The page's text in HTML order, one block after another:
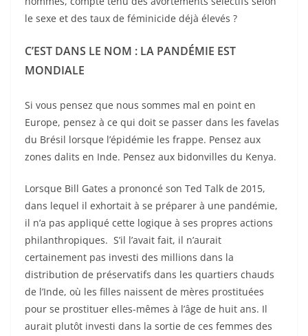
le sexe et des taux de féminicide déjà élevés ?
C’EST DANS LE NOM : LA PANDÉMIE EST
MONDIALE
Si vous pensez que nous sommes mal en point en
Europe, pensez à ce qui doit se passer dans les favelas
du Brésil lorsque l’épidémie les frappe. Pensez aux
zones dalits en Inde. Pensez aux bidonvilles du Kenya.
Lorsque Bill Gates a prononcé son Ted Talk de 2015,
dans lequel il exhortait à se préparer à une pandémie,
il n’a pas appliqué cette logique à ses propres actions
philanthropiques. S’il l’avait fait, il n’aurait
certainement pas investi des millions dans la
distribution de préservatifs dans les quartiers chauds
de l’Inde, où les filles naissent de mères prostituées
pour se prostituer elles-mêmes à l’âge de huit ans. Il
aurait plutôt investi dans la sortie de ces femmes des